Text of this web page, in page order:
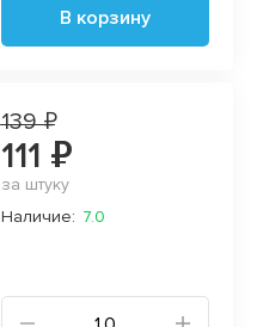
В корзину
139 ₽
111 ₽
за штуку
Наличие: 7.0